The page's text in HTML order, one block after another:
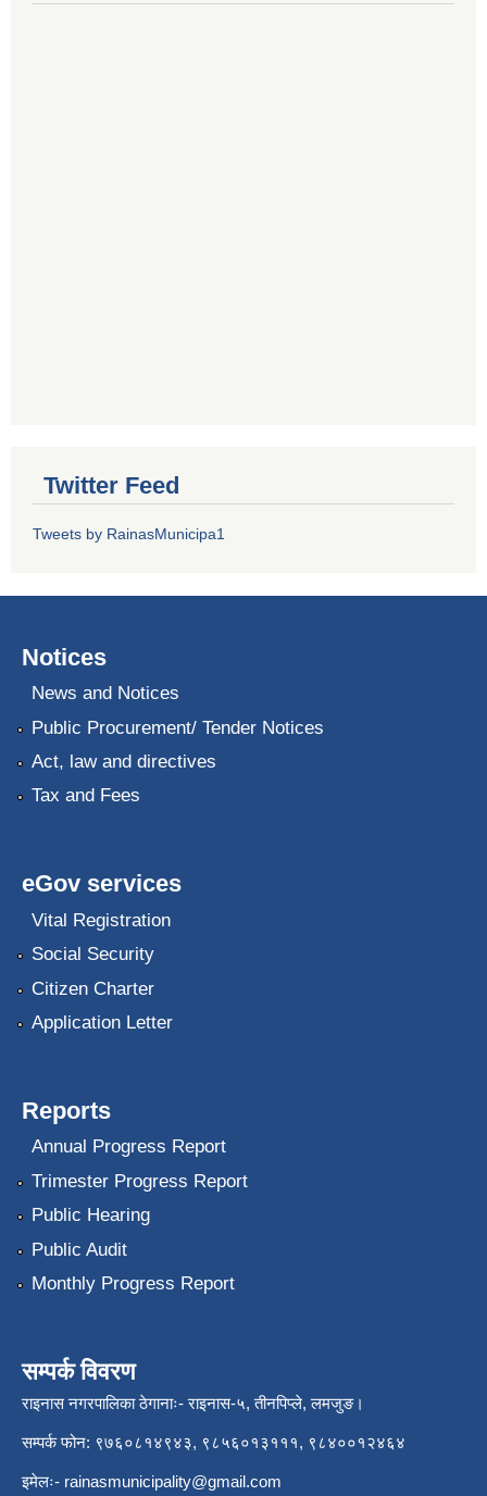
Twitter Feed
Tweets by RainasMunicipa1
Notices
News and Notices
Public Procurement/ Tender Notices
Act, law and directives
Tax and Fees
eGov services
Vital Registration
Social Security
Citizen Charter
Application Letter
Reports
Annual Progress Report
Trimester Progress Report
Public Hearing
Public Audit
Monthly Progress Report
सम्पर्क विवरण
राइनास नगरपालिका ठेगानाः- राइनास-५, तीनपिप्ले, लमजुङ।
सम्पर्क फोन: ९७६०८१४९४३, ९८५६०१३१११, ९८४००१२४६४
इमेलः- rainasmunicipality@gmail.com